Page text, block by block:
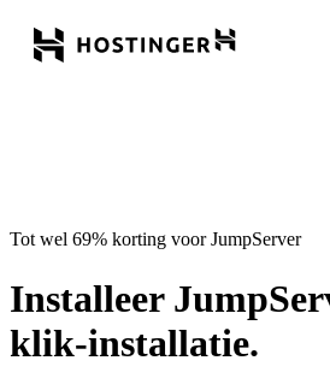
Tot wel 69% korting voor JumpServer
Installeer
klik-installatie.